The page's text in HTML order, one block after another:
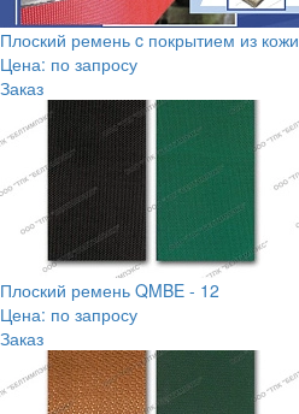
Плоский ремень c покрытием из кожи
Цена: по запросу
Заказ
Плоский ремень QMBE - 12
Цена: по запросу
Заказ